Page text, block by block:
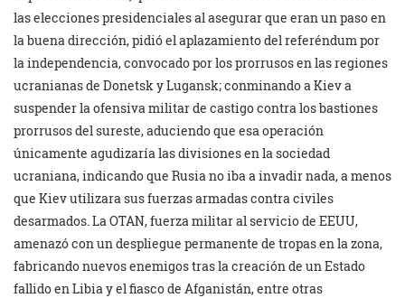
las elecciones presidenciales al asegurar que eran un paso en
la buena dirección, pidió el aplazamiento del referéndum por
la independencia, convocado por los prorrusos en las regiones
ucranianas de Donetsk y Lugansk; conminando a Kiev a
suspender la ofensiva militar de castigo contra los bastiones
prorrusos del sureste, aduciendo que esa operación
únicamente agudizaría las divisiones en la sociedad
ucraniana, indicando que Rusia no iba a invadir nada, a menos
que Kiev utilizara sus fuerzas armadas contra civiles
desarmados. La OTAN, fuerza militar al servicio de EEUU,
amenazó con un despliegue permanente de tropas en la zona,
fabricando nuevos enemigos tras la creación de un Estado
fallido en Libia y el fiasco de Afganistán, entre otras